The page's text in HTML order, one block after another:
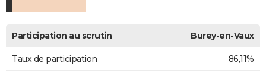
Participation au scrutin Burey-en-Vaux
Taux de participation 86,11%